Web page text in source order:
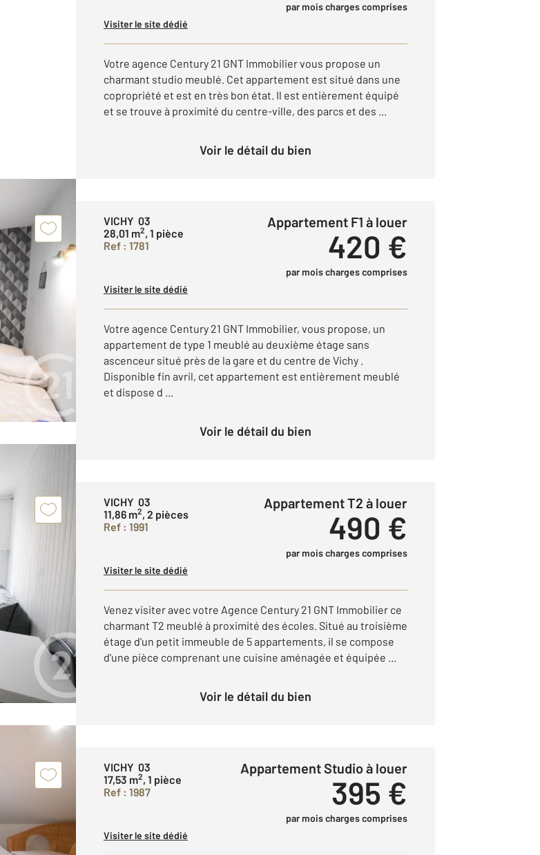
par mois charges comprises
Visiter le site dédié
Votre agence Century 21 GNT Immobilier vous propose un
charmant studio meublé. Cet appartement est situé dans une
copropriété et est en très bon état. Il est entièrement équipé
et se trouve à proximité du centre-ville, des parcs et des ...
Voir le détail du bien
VICHY 03
28,01 m2, 1 pièce
Ref : 1781
Appartement F1 à louer
420 €
par mois charges comprises
Visiter le site dédié
Votre agence Century 21 GNT Immobilier, vous propose, un
appartement de type 1 meublé au deuxième étage sans
ascenceur situé près de la gare et du centre de Vichy .
Disponible fin avril, cet appartement est entièrement meublé
et dispose d ...
Voir le détail du bien
VICHY 03
11,86 m2, 2 pièces
Ref : 1991
Appartement T2 à louer
490 €
par mois charges comprises
Visiter le site dédié
Venez visiter avec votre Agence Century 21 GNT Immobilier ce
charmant T2 meublé à proximité des écoles. Situé au troisième
étage d'un petit immeuble de 5 appartements, il se compose
d'une pièce comprenant une cuisine aménagée et équipée ...
Voir le détail du bien
VICHY 03
17,53 m2, 1 pièce
Ref : 1987
Appartement Studio à louer
395 €
par mois charges comprises
Visiter le site dédié